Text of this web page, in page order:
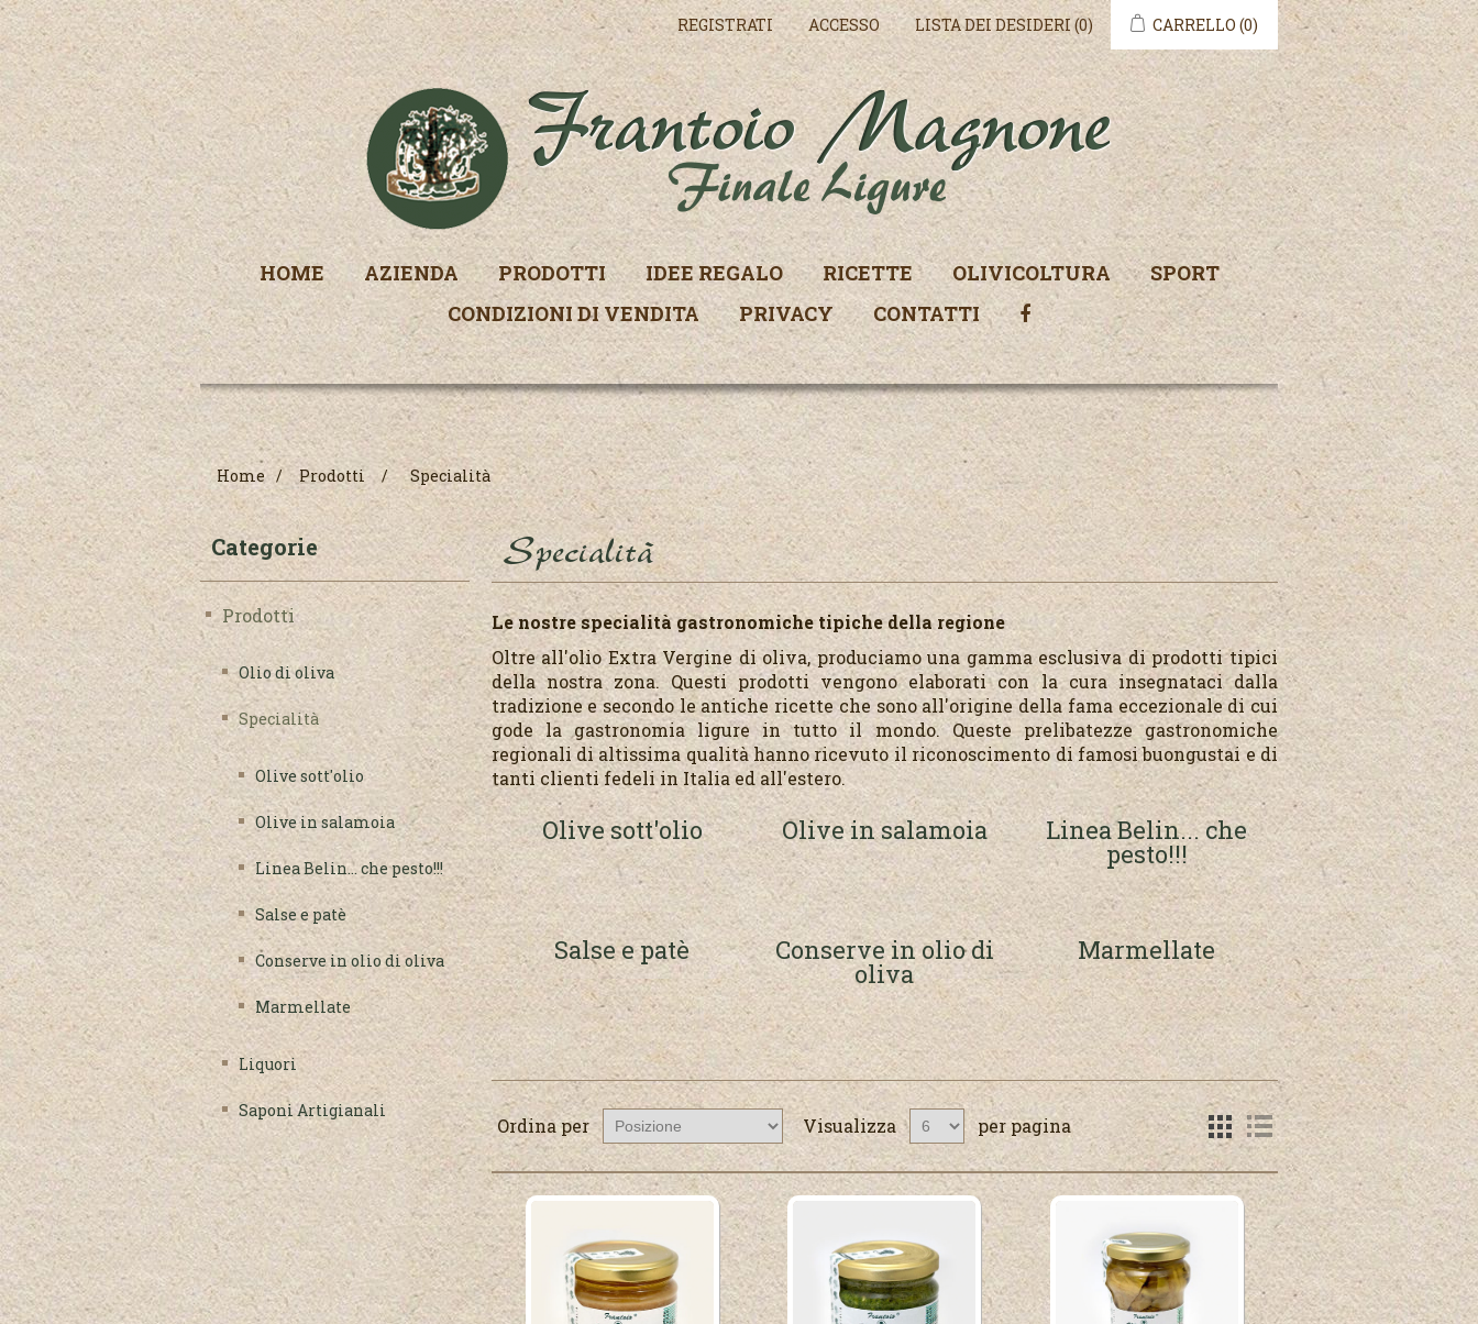
REGISTRATI ACCESSO LISTA DEI DESIDERI(0) CARRELLO (0)
HOME AZIENDA PRODOTTI IDEE REGALO RICETTE OLIVICOLTURA
SPORT
CONDIZIONI DI VENDITA
PRIVACY CONTATTI
Home / Prodotti / Specialità
Categorie
Prodotti
Olio di oliva
Specialità
Olive sott'olio
Olive in salamoia
Linea Belin... che pesto!!!
Salse e patè
Conserve in olio di oliva
Marmellate
Liquori
Saponi Artigianali
Specialità
Le nostre specialità gastronomiche tipiche della regione
Oltre all'olio Extra Vergine di oliva, produciamo una gamma esclusiva di prodotti tipici
della nostra zona. Questi prodotti vengono elaborati con la cura insegnataci dalla
tradizione e secondo le antiche ricette che sono all'origine della fama eccezionale di cui
gode la gastronomia ligure in tutto il mondo. Queste prelibatezze gastronomiche
regionali di altissima qualità hanno ricevuto il riconoscimento di famosi buongustai e di
tanti clienti fedeli in Italia ed all'estero.
Olive sott'olio Olive in salamoia Linea Belin... che
pesto!!!
Salse e patè Conserve in olio di
oliva
Marmellate
Ordina per Visualizza per pagina